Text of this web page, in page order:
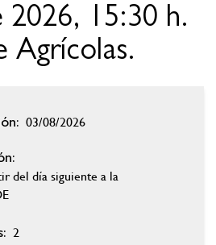
15:30 h.
Agrícolas.
03/08/2026
del día siguiente a la
2